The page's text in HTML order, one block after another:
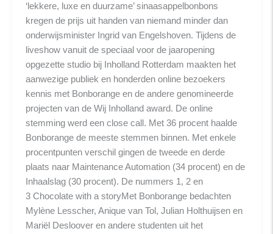
‘lekkere, luxe en duurzame’ sinaasappelbonbons
kregen de prijs uit handen van niemand minder dan
onderwijsminister Ingrid van Engelshoven. Tijdens de
liveshow vanuit de speciaal voor de jaaropening
opgezette studio bij Inholland Rotterdam maakten het
aanwezige publiek en honderden online bezoekers
kennis met Bonborange en de andere genomineerde
projecten van de Wij Inholland award. De online
stemming werd een close call. Met 36 procent haalde
Bonborange de meeste stemmen binnen. Met enkele
procentpunten verschil gingen de tweede en derde
plaats naar Maintenance Automation (34 procent) en de
Inhaalslag (30 procent). De nummers 1, 2 en
3 Chocolate with a storyMet Bonborange bedachten
Mylène Lesscher, Anique van Tol, Julian Holthuijsen en
Mariël Desloover en andere studenten uit het